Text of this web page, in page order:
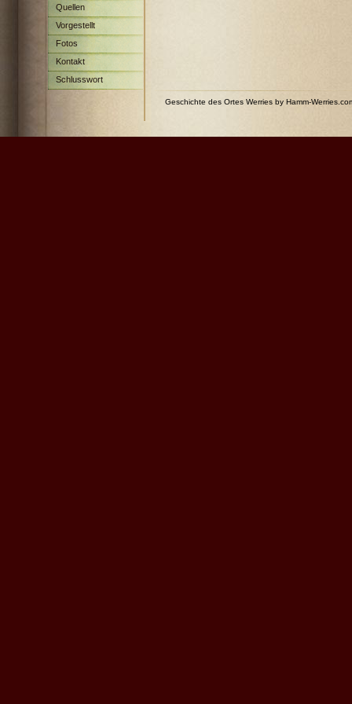
Quellen
Vorgestellt
Fotos
Kontakt
Schlusswort
Geschichte des Ortes Werries by Hamm-